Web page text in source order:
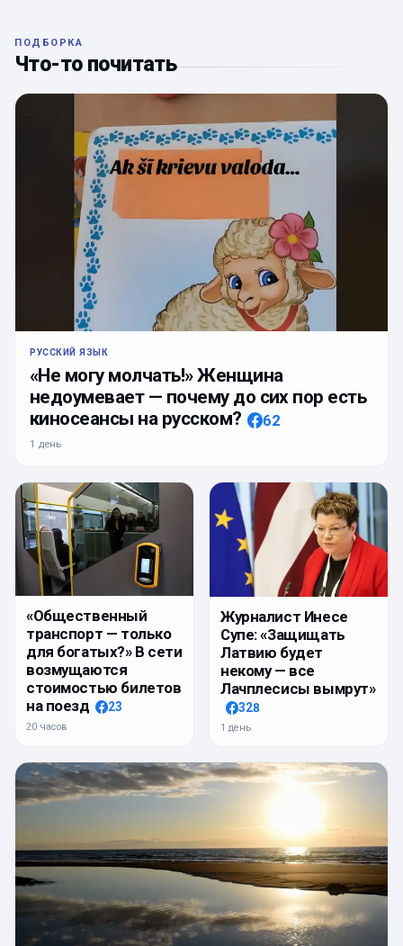
ПОДБОРКА
Что-то почитать
РУССКИЙ ЯЗЫК
«Не могу молчать!» Женщина
недоумевает — почему до сих пор есть
киносеансы на русском?
62
1 день
«Общественный
транспорт — только
для богатых?» В сети
возмущаются
стоимостью билетов
на поезд
23
20 часов
Журналист Инесе
Супе: «Защищать
Латвию будет
некому — все
Лачплесисы вымрут»
328
1 день